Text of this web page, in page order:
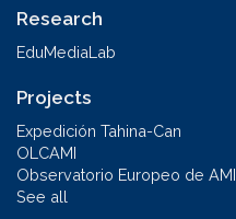
Research
EduMediaLab
Projects
Expedición Tahina-Can
OLCAMI
Observatorio Europeo de AMI
See all